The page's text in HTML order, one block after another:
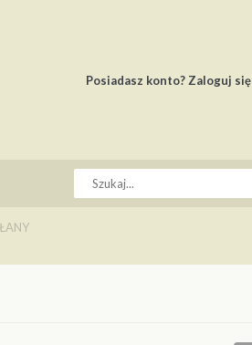
Posiadasz konto? Zaloguj się